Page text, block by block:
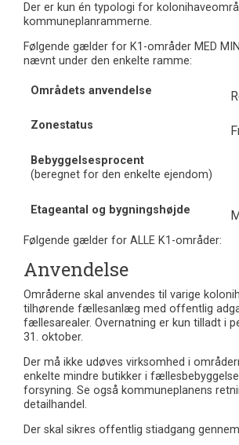
Der er kun én typologi for
kommuneplanrammerne.
Følgende gælder for K1-områder MED
nævnt under den enkelte ramme:
Områdets anvendelse
Zonestatus
Bebyggelsesprocent
(beregnet for den enkelte ejendom)
Etageantal og bygningshøjde
Følgende gælder for ALLE K1-områder:
Anvendelse
Områderne skal anvendes til varige
tilhørende fællesanlæg med offentlig
fællesarealer. Overnatning er kun tilladt i
31. oktober.
Der må ikke udøves virksomhed i
enkelte mindre butikker i
forsyning. Se også kommuneplanens
detailhandel.
Der skal sikres offentlig stiadgang